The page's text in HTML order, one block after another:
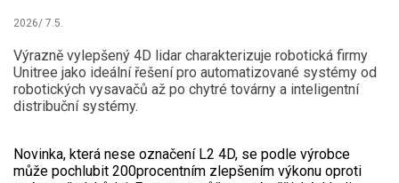
2026/ 7.5.
Výrazně vylepšený 4D lidar charakterizuje robotická firmy
Unitree jako ideální řešení pro automatizované systémy od
robotických vysavačů až po chytré továrny a inteligentní
distribuční systémy.
Novinka, která nese označení L2 4D, se podle výrobce
může pochlubit 200procentním zlepšením výkonu oproti